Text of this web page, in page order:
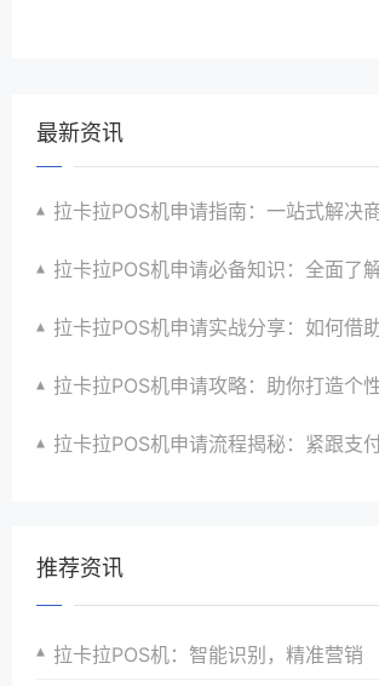
最新资讯
拉卡拉POS机申请指南：一站式解决商户支付升级、智
拉卡拉POS机申请必备知识：全面了解政策、市场、
拉卡拉POS机申请实战分享：如何借助支付创新技术提升商
拉卡拉POS机申请攻略：助你打造个性化、差异化支付体
拉卡拉POS机申请流程揭秘：紧跟支付技术创新步伐
推荐资讯
拉卡拉POS机：智能识别，精准营销